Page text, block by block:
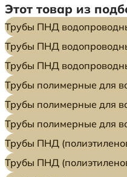
Этот товар из
Трубы ПНД
Трубы ПНД
Трубы ПНД
Трубы полимерные для
Трубы полимерные для
Трубы полимерные для
Трубы ПНД
Трубы ПНД